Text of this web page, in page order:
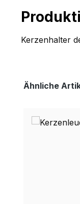
Kerzenhalter
Ähnliche